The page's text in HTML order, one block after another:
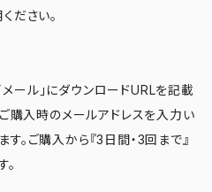
ださい。
ール」にダウンロードURLを記載
ご購入時のメールアドレスを入力い
。ご購入から『3日間・3回まで』